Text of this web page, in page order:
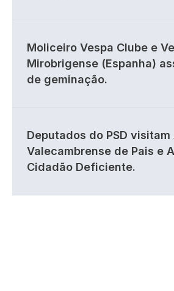
Moliceiro Vespa Clube e
Mirobrigense (Espanha)
de geminação.
Deputados do PSD
Valecambrense de Pais e
Cidadão Deficiente.